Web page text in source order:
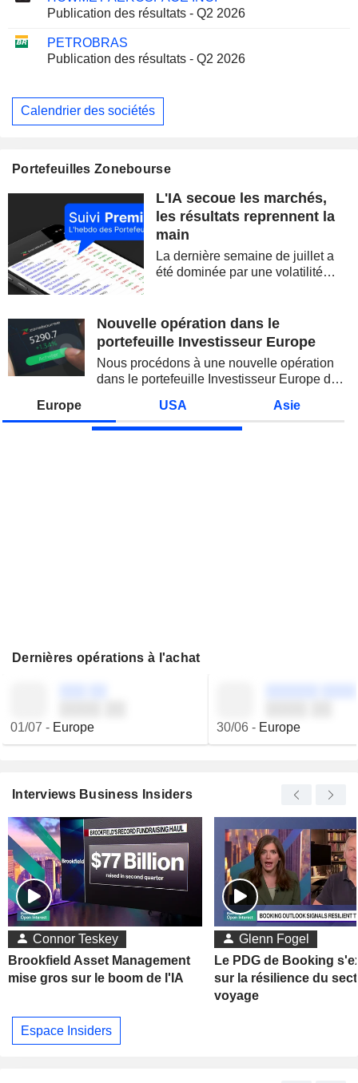
Publication des résultats - Q2 2026
PETROBRAS
Publication des résultats - Q2 2026
Calendrier des sociétés
Portefeuilles Zonebourse
L'IA secoue les marchés,
les résultats reprennent la
main
La dernière semaine de juillet a
été dominée par une volatilité
semi-conducteurs. Les
inquiétudes sur la soutenabilité
Nouvelle opération dans le
portefeuille Investisseur Europe
Nous procédons à une nouvelle opération
dans le portefeuille Investisseur Europe de
Europe USA Asie
Dernières opérations à l'achat
01/07 - Europe 30/06- Europe
Interviews Business Insiders
Connor Teskey
Brookfield Asset Management
mise gros sur le boom de l'IA
Glenn Fogel
Le PDG de Booking
sur la résilience du
voyage
Espace Insiders